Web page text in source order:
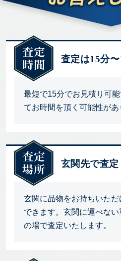
査定は15分
最短で15分でお見積り可
てお時間を頂く可能性があ
玄関先で査定
玄関に品物をお持ちいた
できます。玄関に運べな
の場で査定いたします。